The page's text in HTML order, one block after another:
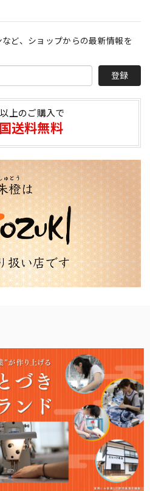
ど、ショップからの最新情報を
登録
上のご購入で
送料無料